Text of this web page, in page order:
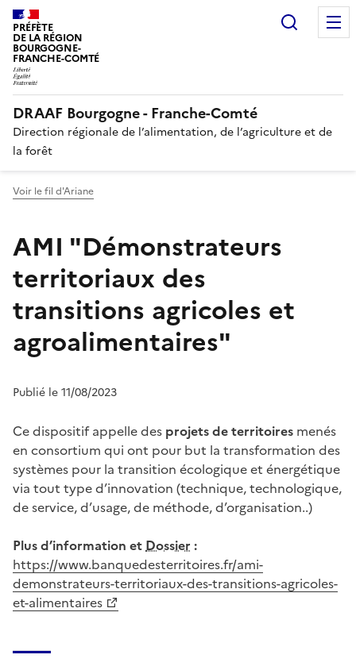
PRÉFÈTE
DE LA RÉGION
BOURGOGNE-
FRANCHE-COMTÉ
DRAAF Bourgogne - Franche-Comté
Direction régionale de l’alimentation, de l’agriculture et de
la forêt
Voir le fil d'Ariane
AMI "Démonstrateurs
territoriaux des
transitions agricoles et
agroalimentaires"
Publié le 11/08/2023
Ce dispositif appelle des projets de territoires menés
en consortium qui ont pour but la transformation des
systèmes pour la transition écologique et énergétique
via tout type d’innovation (technique, technologique,
de service, d’usage, de méthode, d’organisation..)
Plus d’information et Dossier :
https://www.banquedesterritoires.fr/ami-
demonstrateurs-territoriaux-des-transitions-agricoles-
et-alimentaires